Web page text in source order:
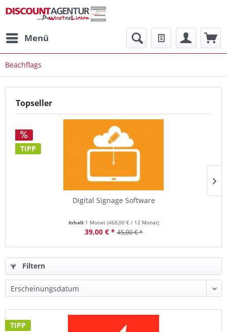
Menü
Beachflags
Topseller
TIPP
Digital Signage Software
Inhalt 1 Monat (468,00 €/ 12 Monat)
39,00 € * 45,00 € *
Filtern
TIPP